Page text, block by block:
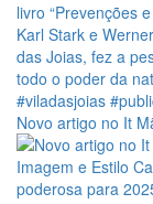
Novo artigo no It